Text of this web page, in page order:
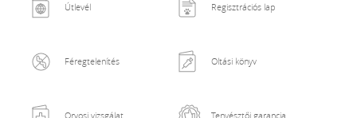
Útlevél Regisztrációs lap
Féregtelenítés Oltási könyv
Orvosi vizsgálat Tenyésztői garancia